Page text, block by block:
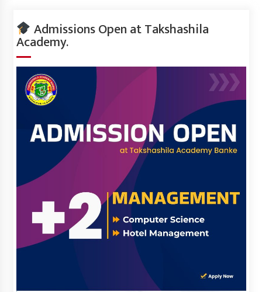
Admissions Open at Takshashila
Academy.